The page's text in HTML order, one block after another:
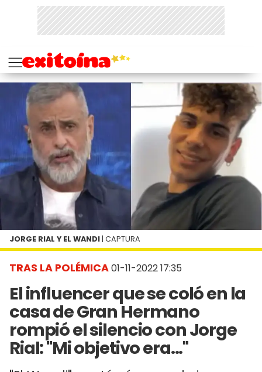
TRAS LA POLÉMICA01-11-2022 17:35
El influencer que se coló en la
casa de Gran Hermano
rompió el silencio con Jorge
Rial: "Mi objetivo era..."
JORGE RIAL Y EL WANDI | CAPTURA